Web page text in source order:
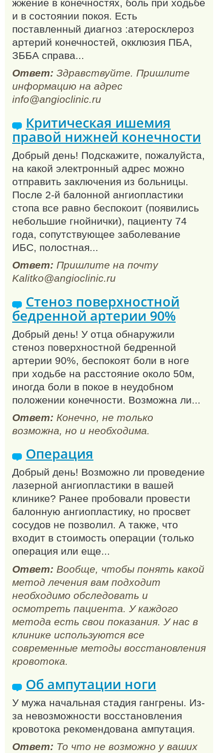
жжение в конечностях, боль при ходьбе
и в состоянии покоя. Есть
поставленный диагноз :атеросклероз
артерий конечностей, окклюзия ПБА,
ЗББА справа...
Ответ: Здравствуйте. Пришлите
информацию на адрес
info@angioclinic.ru
Критическая ишемия
правой нижней конечности
Добрый день! Подскажите, пожалуйста,
на какой электронный адрес можно
отправить заключения из больницы.
После 2-й балонной ангиопластики
стопа все равно беспокоит (появились
небольшие гнойнички), пациенту 74
года, сопутствующее заболевание
ИБС, полостная...
Ответ: Пришлите на почту
Kalitko@angioclinic.ru
Стеноз поверхностной
бедренной артерии 90%
Добрый день! У отца обнаружили
стеноз поверхностной бедренной
артерии 90%, беспокоят боли в ноге
при ходьбе на расстояние около 50м,
иногда боли в покое в неудобном
положении конечности. Возможна ли...
Ответ: Конечно, не только
возможна, но и необходима.
Операция
Добрый день! Возможно ли проведение
лазерной ангиопластики в вашей
клинике? Ранее пробовали провести
балонную ангиопластику, но просвет
сосудов не позволил. А также, что
входит в стоимость операции (только
операция или еще...
Ответ: Вообще, чтобы понять какой
метод лечения вам подходит
необходимо обследовать и
осмотреть пациента. У каждого
метода есть свои показания. У нас в
клинике используются все
современные методы восстановления
кровотока.
Об ампутации ноги
У мужа начальная стадия гангрены. Из-
за невозможности восстановления
кровотока рекомендована ампутация.
Ответ: То что не возможно у ваших